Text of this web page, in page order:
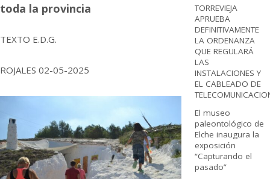
toda la provincia
TEXTO E.D.G.
ROJALES 02-05-2025
TORREVIEJA
APRUEBA
DEFINITIVAMENTE
LA ORDENANZA
QUE REGULARÁ
LAS
INSTALACIONES Y
EL CABLEADO DE
El museo
paleontológico de
Elche inaugura la
exposición
“Capturando el
pasado”